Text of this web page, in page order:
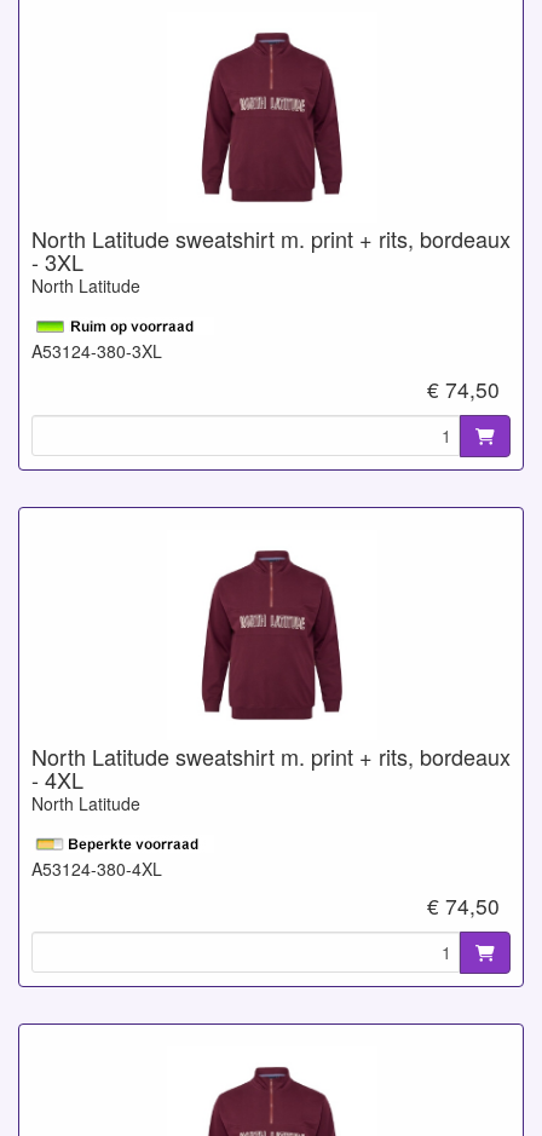
North Latitude sweatshirt m. print + rits, bordeaux
- 3XL
North Latitude
A53124-380-3XL
€ 74,50
North Latitude sweatshirt m. print + rits, bordeaux
- 4XL
North Latitude
A53124-380-4XL
€ 74,50